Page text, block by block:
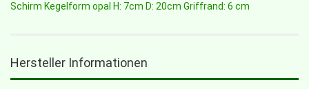
Schirm Kegelform opal H: 7cm D: 20cm Griffrand: 6 cm
Hersteller Informationen